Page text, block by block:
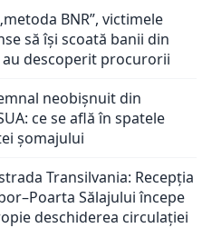
BNR”, victimele
să își scoată banii din
au descoperit procurorii
neobișnuit din
ce se află în spatele
șomajului
Transilvania: Recepția
Sălajului începe
deschiderea circulației